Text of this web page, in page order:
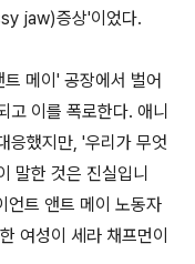
jaw)증상'이었다.
메이' 공장에서 벌어
고 이를 폭로한다. 애니
응했지만, '우리가 무엇
말한 것은 진실입니
트 앤트 메이 노동자
여성이 세라 채프먼이